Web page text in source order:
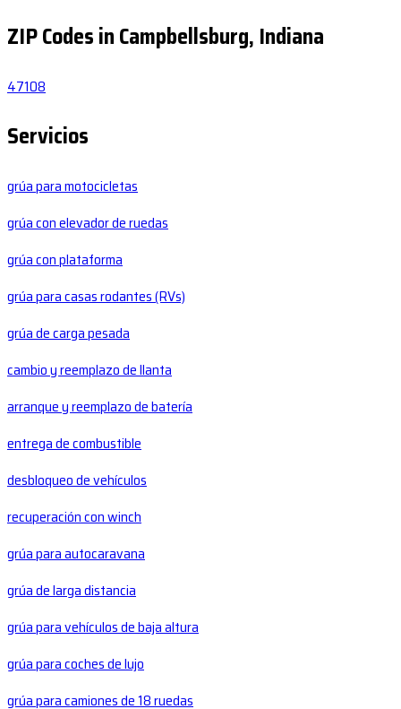
ZIP Codes in Campbellsburg, Indiana
47108
Servicios
grúa para motocicletas
grúa con elevador de ruedas
grúa con plataforma
grúa para casas rodantes (RVs)
grúa de carga pesada
cambio y reemplazo de llanta
arranque y reemplazo de batería
entrega de combustible
desbloqueo de vehículos
recuperación con winch
grúa para autocaravana
grúa de larga distancia
grúa para vehículos de baja altura
grúa para coches de lujo
grúa para camiones de 18 ruedas